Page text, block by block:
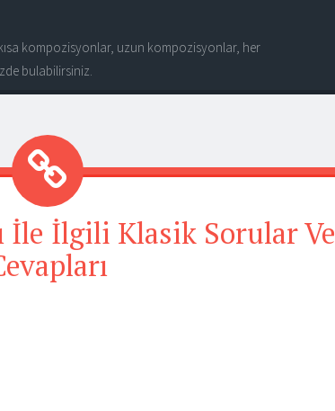
kompozisyonlar, uzun kompozisyonlar, her
bulabilirsiniz.
İle İlgili Klasik Sorular Ve